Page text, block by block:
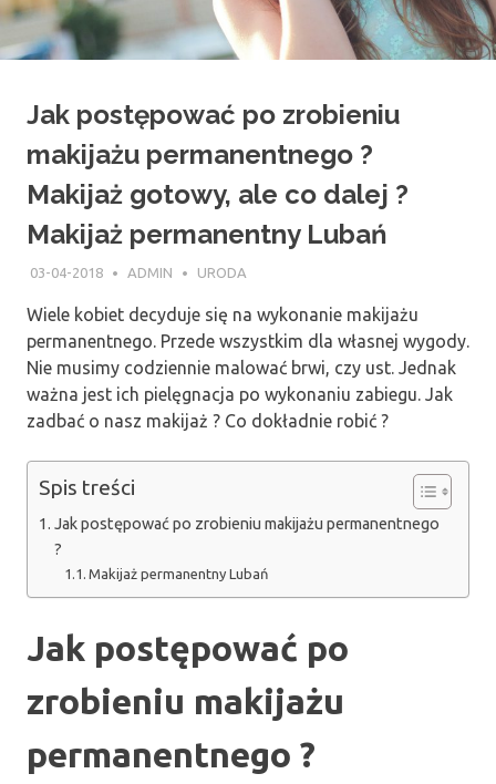
Jak postępować po zrobieniu
makijażu permanentnego ?
Makijaż gotowy, ale co dalej ?
Makijaż permanentny Lubań
03-04-2018 ADMIN URODA
Wiele kobiet decyduje się na wykonanie makijażu
permanentnego. Przede wszystkim dla własnej wygody.
Nie musimy codziennie malować brwi, czy ust. Jednak
ważna jest ich pielęgnacja po wykonaniu zabiegu. Jak
zadbać o nasz makijaż ? Co dokładnie robić ?
Spis treści
Jak postępować po zrobieniu makijażu permanentnego
?
Makijaż permanentny Lubań
Jak postępować po
zrobieniu makijażu
permanentnego ?